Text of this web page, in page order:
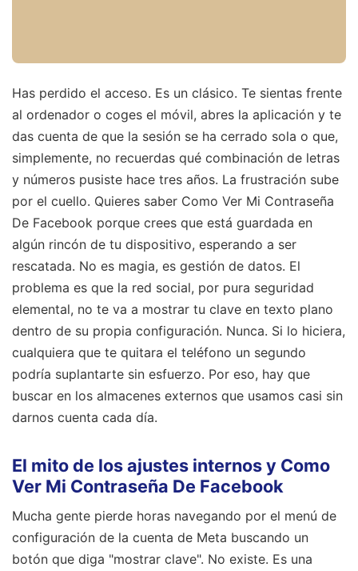
Has perdido el acceso. Es un clásico. Te sientas frente
al ordenador o coges el móvil, abres la aplicación y te
das cuenta de que la sesión se ha cerrado sola o que,
simplemente, no recuerdas qué combinación de letras
y números pusiste hace tres años. La frustración sube
por el cuello. Quieres saber Como Ver Mi Contraseña
De Facebook porque crees que está guardada en
algún rincón de tu dispositivo, esperando a ser
rescatada. No es magia, es gestión de datos. El
problema es que la red social, por pura seguridad
elemental, no te va a mostrar tu clave en texto plano
dentro de su propia configuración. Nunca. Si lo hiciera,
cualquiera que te quitara el teléfono un segundo
podría suplantarte sin esfuerzo. Por eso, hay que
buscar en los almacenes externos que usamos casi sin
darnos cuenta cada día.
El mito de los ajustes internos y Como
Ver Mi Contraseña De Facebook
Mucha gente pierde horas navegando por el menú de
configuración de la cuenta de Meta buscando un
botón que diga "mostrar clave". No existe. Es una